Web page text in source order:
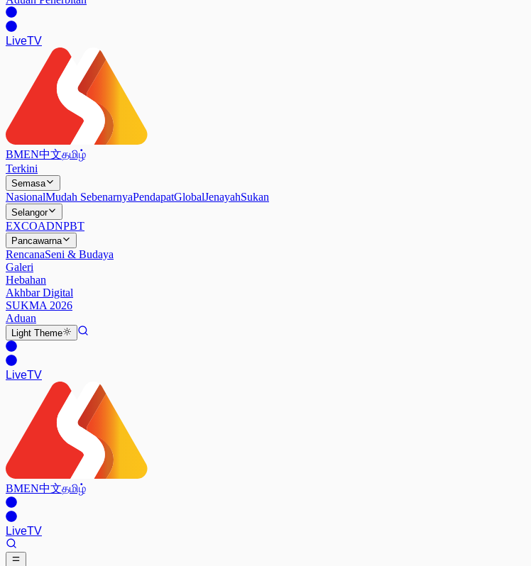
LiveTV
BMEN中文தமிழ்
Terkini
Semasa
NasionalMudah SebenarnyaPendapatGlobalJenayahSukan
Selangor
EXCOADNPBT
Pancawarna
RencanaSeni & Budaya
Galeri
Hebahan
Akhbar Digital
SUKMA 2026
Aduan
Light Theme
LiveTV
BMEN中文தமிழ்
LiveTV